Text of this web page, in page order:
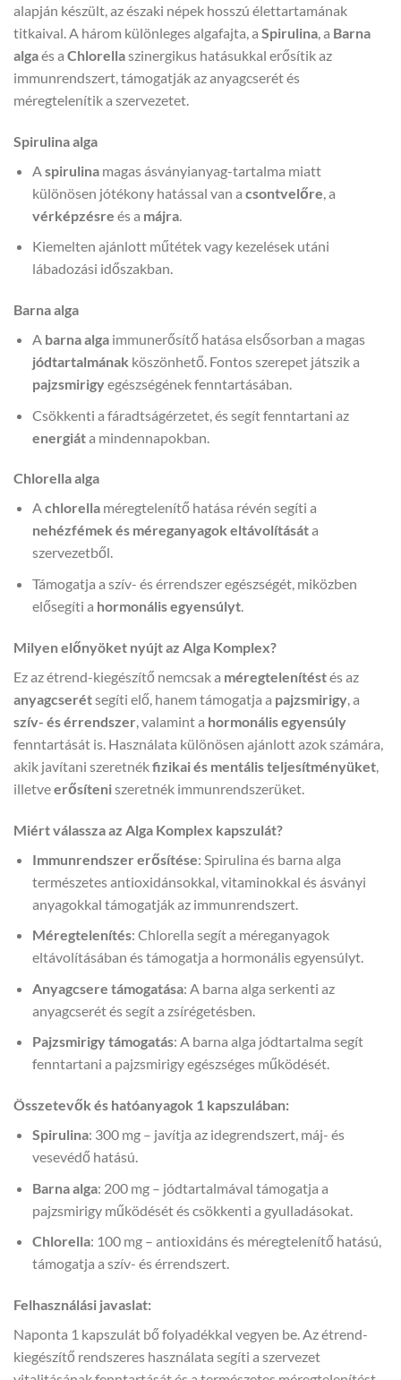
alapján készült, az északi népek hosszú élettartamának
titkaival. A három különleges algafajta, a Spirulina, a Barna
algaés a Chlorellaszinergikus hatásukkal erősítik az
immunrendszert, támogatják az anyagcserét és
méregtelenítik a szervezetet.
Spirulina alga
A spirulinamagas ásványianyag-tartalma miatt
különösen jótékony hatással van a csontvelőre , a
vérképzésre és a májra.
Kiemelten ajánlott műtétek vagy kezelések utáni
lábadozási időszakban.
Barna alga
A barna algaimmunerősítő hatása elsősorban a magas
jódtartalmának köszönhető. Fontos szerepet játszik a
pajzsmirigyegészségének fenntartásában.
Csökkenti a fáradtságérzetet, és segít fenntartani az
energiáta mindennapokban.
Chlorella alga
Achlorellaméregtelenítő hatása révén segíti a
nehézfémek és méreganyagok eltávolításáta
szervezetből.
Támogatja a szív- és érrendszer egészségét, miközben
elősegíti a hormonális egyensúlyt.
Milyen előnyöket nyújt az Alga Komplex?
Ez az étrend-kiegészítő nemcsak a méregtelenítéstés az
anyagcserétsegíti elő, hanem támogatja a pajzsmirigy , a
szív- és érrendszer , valamint a hormonális egyensúly
fenntartását is. Használata különösen ajánlott azok számára,
akik javítani szeretnékfizikai és mentális teljesítményüket
illetveerősíteniszeretnék immunrendszerüket.
Miért válassza az Alga Komplex kapszulát?
Immunrendszer erősítése: Spirulina és barna alga
természetes antioxidánsokkal, vitaminokkal és ásványi
anyagokkal támogatják az immunrendszert.
Méregtelenítés: Chlorella segít a méreganyagok
eltávolításában és támogatja a hormonális egyensúlyt.
Anyagcsere támogatása: A barna alga serkenti az
anyagcserét és segít a zsírégetésben.
Pajzsmirigy támogatás: A barna alga jódtartalma segít
fenntartani a pajzsmirigy egészséges működését.
Összetevők és hatóanyagok 1 kapszulában:
Spirulina: 300 mg – javítja az idegrendszert, máj- és
vesevédő hatású.
Barna alga: 200 mg – jódtartalmával támogatja a
pajzsmirigy működését és csökkenti a gyulladásokat.
Chlorella: 100 mg – antioxidáns és méregtelenítő hatású,
támogatja a szív- és érrendszert.
Felhasználási javaslat:
Naponta 1 kapszulát bő folyadékkal vegyen be. Az étrend-
kiegészítő rendszeres használata segíti a szervezet